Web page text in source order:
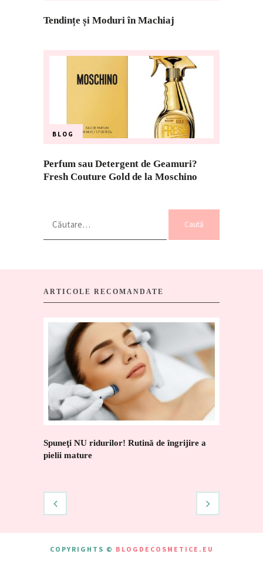
Tendințe și Moduri în Machiaj
BLOG
Perfum sau Detergent de Geamuri?
Fresh Couture Gold de la Moschino
după:
ARTICOLE RECOMANDATE
Spuneţi NU ridurilor! Rutină de îngrijire a
pielii mature
COPYRIGHTS © BLOGDECOSMETICE.EU